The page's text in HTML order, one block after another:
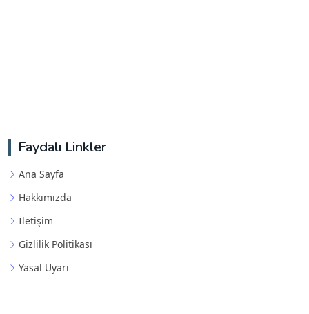
Faydalı Linkler
Ana Sayfa
Hakkımızda
İletişim
Gizlilik Politikası
Yasal Uyarı